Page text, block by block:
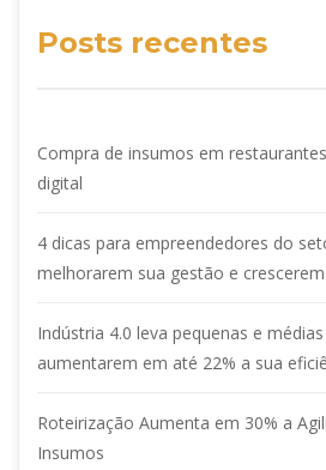
Posts recentes
Compra de insumos em
digital
4 dicas para empreendedores do
melhorarem sua gestão e
Indústria 4.0 leva pequenas e
aumentarem em até 22% a sua
Roteirização Aumenta em 30% a
Insumos